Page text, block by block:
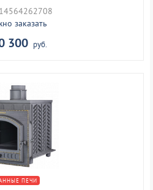
заказать
300 руб.
ПЕЧИ